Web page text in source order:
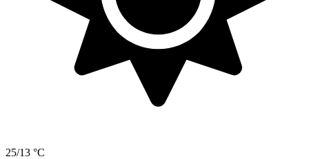
25/13 °C